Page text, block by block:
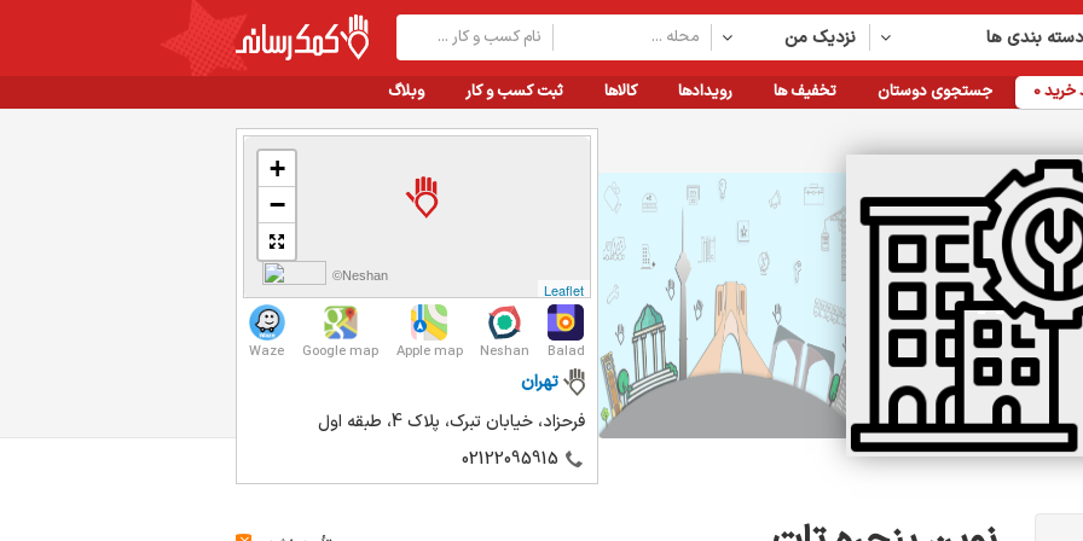
نزدیک من بندی ها
وبلاگ ثبت کسب و کار کالاها رویدادها تخفیف ها جستجوی دوستان خرید0
+
−
Leaflet
©Neshan
Balad
Neshan
Apple map
Google map
Waze
تهران
فرحزاد، خیابان تبرک، پلاک 4، طبقه اول
02122095915